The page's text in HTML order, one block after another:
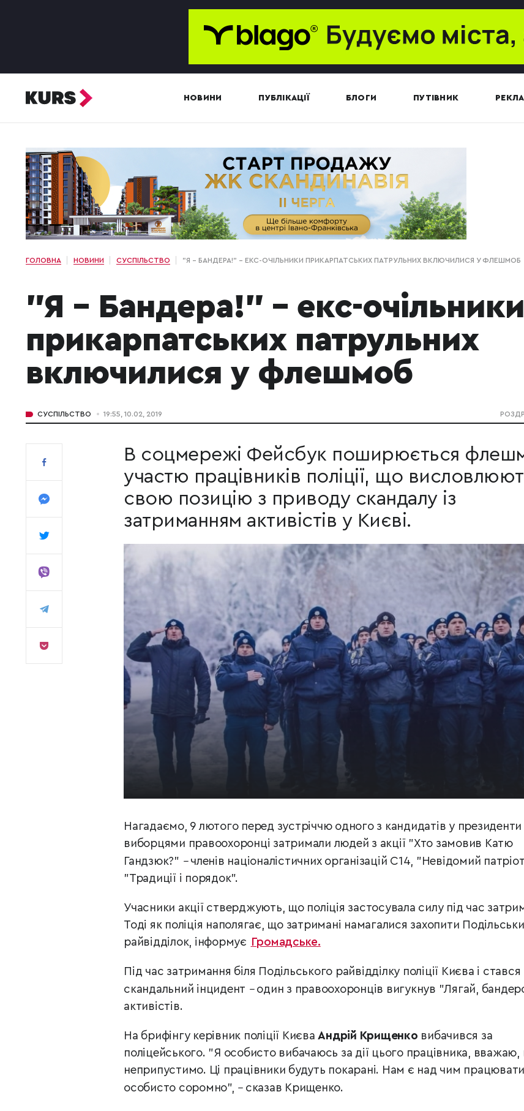
НОВИНИ ПУБЛІКАЦІЇ БЛОГИ ПУТІВНИК
ГОЛОВНА НОВИНИ СУСПІЛЬСТВО "Я – БАНДЕРА!" – ЕКС-ОЧІЛЬНИКИ ПРИКАРПАТСЬКИХ ПАТРУЛЬНИХ ВКЛЮЧИЛИСЯ У ФЛЕШМОБ
"Я – Бандера!" – екс-очільники
прикарпатських патрульних
включилися у флешмоб
СУСПІЛЬСТВО 19:55, 10.02, 2019
В соцмережі Фейсбук поширюється
участю працівників поліції, що
свою позицію з приводу скандалу із
затриманням активістів у Києві.
Нагадаємо, 9 лютого перед зустріччю одного з кандидатів у президенти
виборцями правоохоронці затримали людей з акції "Хто замовив Катю
Гандзюк?" –членів націоналістичних організацій С14, "Невідомий
"Традиції і порядок".
Учасники акції стверджують, що поліція застосувала силу під час
Тоді як поліція наполягає, що затримані намагалися захопити
райвідділок, інформує
Громадське.
Під час затримання біля Подільського райвідділку поліції Києва і стався
скандальний інцидент –один з правоохоронців вигукнув "Лягай,
активістів.
На брифінгу керівник поліції КиєваАндрій Крищенко вибачився за
поліцейського. "Я особисто вибачаюсь за дії цього працівника, вважаю,
неприпустимо. Ці працівники будуть покарані. Нам є над чим
особисто соромно", –сказав Крищенко.